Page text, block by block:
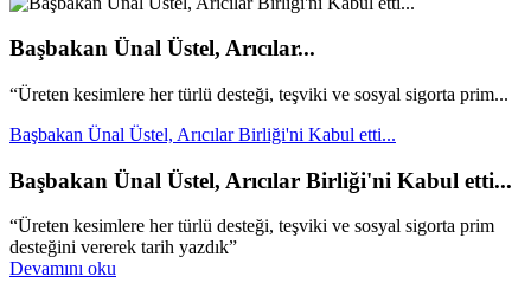
Başbakan Ünal Üstel, Arıcılar...
“Üreten kesimlere her türlü desteği, teşviki ve sosyal sigorta prim...
Başbakan Ünal Üstel, Arıcılar Birliği'ni Kabul etti...
Başbakan Ünal Üstel, Arıcılar Birliği'ni Kabul etti...
“Üreten kesimlere her türlü desteği, teşviki ve sosyal sigorta prim
desteğini vererek tarih yazdık”
Devamını oku